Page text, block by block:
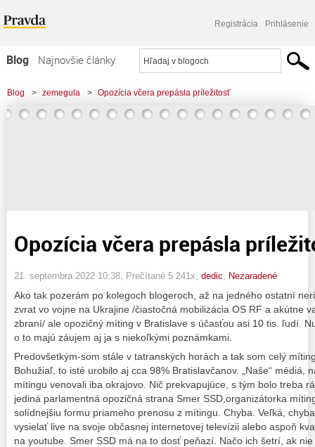
Registrácia Prihlásenie
Blog
Najnovšie články
Najčítanejšie články
Najkomentovanejšie články
Blog > zemegula > Opozícia včera prepásla príležitosť
Opozícia včera prepásla
21. septembra 2022 10:38 , Prečítané 5 241x, dedic Nezaradené
Ako tak pozerám po kolegoch blogeroch, až na jedného ostatní
zvrat vo vojne na Ukrajine /čiastočná mobilizácia OS RF a akútne
zbraní/ ale opozičný míting v Bratislave s účasťou asi 10 tis. ľudí.
o to majú záujem aj ja s niekoľkými poznámkami.
Predovšetkým-som stále v tatranských horách a tak som celý
Bohužiaľ, to isté urobilo aj cca 98% Bratislavčanov. „Naše“ médiá,
mítingu venovali iba okrajovo. Nič prekvapujúce, s tým bolo treba
jediná parlamentná opozičná strana Smer SSD,organizátorka
solídnejšiu formu priameho prenosu z mítingu. Chyba. Veľká,
vysielať live na svoje občasnej internetovej televízii alebo aspoň
na youtube. Smer SSD má na to dosť peňazí. Načo ich šetrí, ak